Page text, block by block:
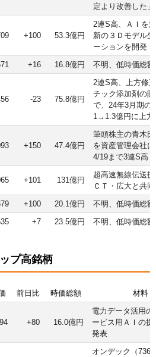
定より改善した
+100 53.3億円
2連S高、ＡＩを
新の３Ｄモデル
ーションを開発
+16 16.8億円 不明、低時価総額
-23 75.8億円
2連S高、上方修
チック添加剤の
で、24年3月期の
1→1.3億円に上方
+150 47.4億円
筆頭株主の青木
を資産管理会社
4/19まで3連S高
+101 131億円
超高速無線伝送
ＣＴ・広大と共
+100 20.1億円
不明、低時価総額
+7 23.5億円 不明、低時価総額
プ高銘柄
前日比 時価総額 材料
+80 16.0億円
電力データ活用の
ービス用ＡＩの提
発表
オンデック（